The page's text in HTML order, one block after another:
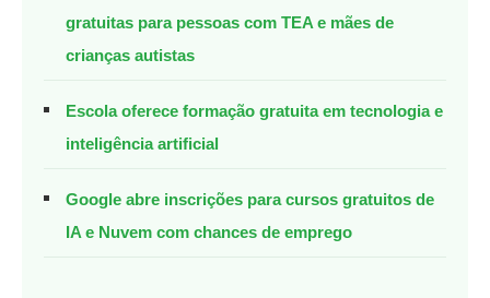
gratuitas para pessoas com TEA e mães de
crianças autistas
Escola oferece formação gratuita em tecnologia e
inteligência artificial
Google abre inscrições para cursos gratuitos de
IA e Nuvem com chances de emprego